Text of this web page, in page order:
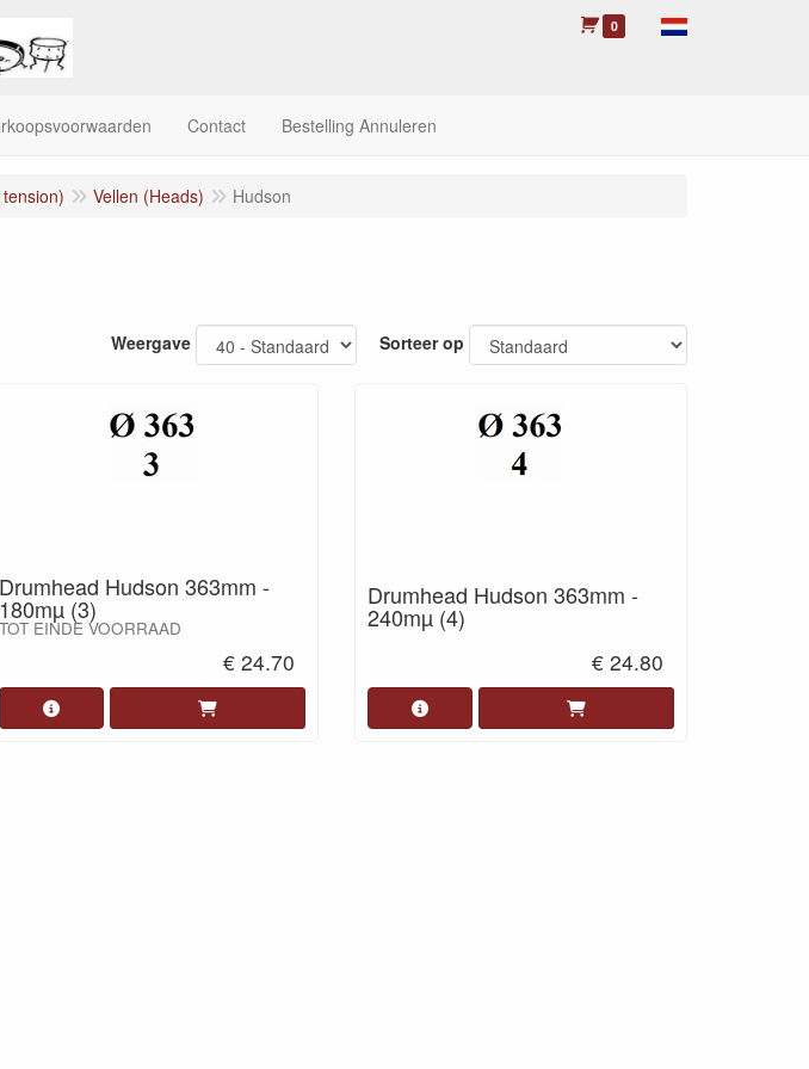
0
Contact Bestelling Annuleren
Vellen (Heads) Hudson
Weergave Sorteer op
Drumhead Hudson 363mm -
180mµ (3)
TOT EINDE VOORRAAD
€ 24.70
Drumhead Hudson 363mm -
240mµ (4)
€ 24.80